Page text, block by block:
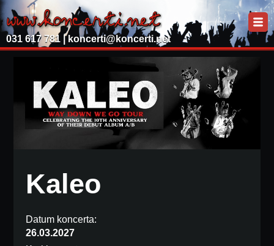
031 617 781 | koncerti@koncerti.net
Kaleo
Datum koncerta:
26.03.2027